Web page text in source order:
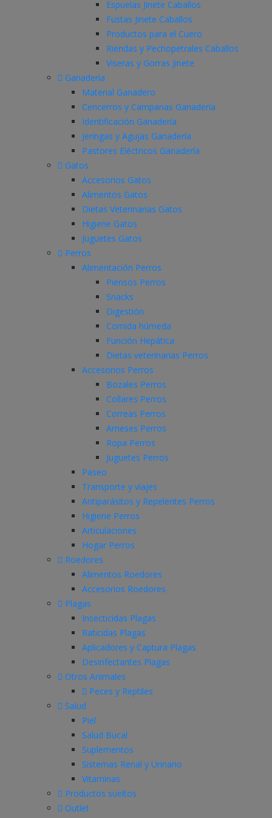
Espuelas Jinete Caballos
Fustas Jinete Caballos
Productos para el Cuero
Riendas y Pechopetrales Caballos
Viseras y Gorras Jinete
Ganadería
Material Ganadero
Cencerros y Campanas Ganadería
Identificación Ganadería
Jeringas y Agujas Ganadería
Pastores Eléctricos Ganadería
Gatos
Accesorios Gatos
Alimentos Gatos
Dietas Veterinarias Gatos
Higiene Gatos
Juguetes Gatos
Perros
Alimentación Perros
Piensos Perros
Snacks
Digestión
Comida húmeda
Función Hepática
Dietas veterinarias Perros
Accesorios Perros
Bozales Perros
Collares Perros
Correas Perros
Arneses Perros
Ropa Perros
Juguetes Perros
Paseo
Transporte y viajes
Antiparásitos y Repelentes Perros
Higiene Perros
Articulaciones
Hogar Perros
Roedores
Alimentos Roedores
Accesorios Roedores
Plagas
Insecticidas Plagas
Raticidas Plagas
Aplicadores y Captura Plagas
Desinfectantes Plagas
Otros Animales
Peces y Reptiles
Salud
Piel
Salud Bucal
Suplementos
Sistemas Renal y Urinario
Vitaminas
Productos sueltos
Outlet